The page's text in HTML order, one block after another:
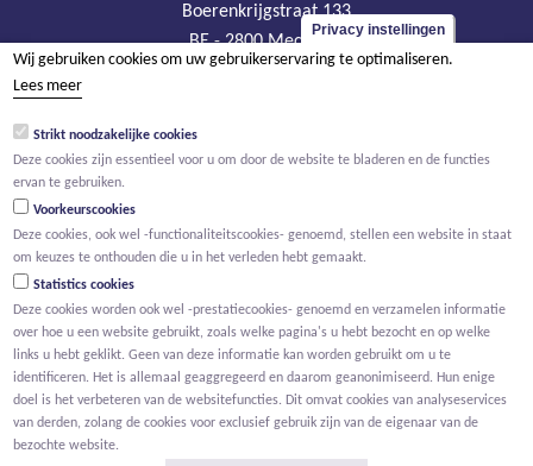
Boerenkrijgstraat 133
BE - 2800 Mechelen
tel +32 15 569 965
BTW BE 0466.256.432
Privacy instellingen
Wij gebruiken cookies om uw gebruikerservaring te optimaliseren.
Lees meer
Strikt noodzakelijke cookies
Deze cookies zijn essentieel voor u om door de website te bladeren en de functies
ervan te gebruiken.
Voorkeurscookies
Deze cookies, ook wel -functionaliteitscookies- genoemd, stellen een website in staat
om keuzes te onthouden die u in het verleden hebt gemaakt.
Statistics cookies
Deze cookies worden ook wel -prestatiecookies- genoemd en verzamelen informatie
over hoe u een website gebruikt, zoals welke pagina's u hebt bezocht en op welke
links u hebt geklikt. Geen van deze informatie kan worden gebruikt om u te
identificeren. Het is allemaal geaggregeerd en daarom geanonimiseerd. Hun enige
doel is het verbeteren van de websitefuncties. Dit omvat cookies van analyseservices
van derden, zolang de cookies voor exclusief gebruik zijn van de eigenaar van de
bezochte website.